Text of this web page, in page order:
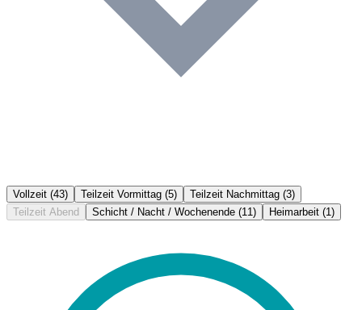
Vollzeit (43) Teilzeit Vormittag (5) Teilzeit Nachmittag (3)
Teilzeit Abend
Schicht / Nacht / Wochenende (11) Heimarbeit (1)